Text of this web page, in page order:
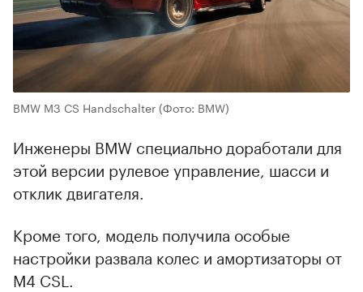
BMW M3 CS Handschalter(Фото: BMW)
Инженеры BMW специально доработали для
этой версии рулевое управление, шасси и
отклик двигателя.
Кроме того, модель получила особые
настройки развала колес и амортизаторы от
M4 CSL.